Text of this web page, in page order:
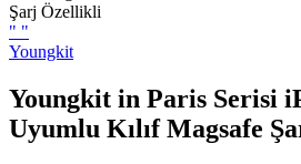
" "
Youngkit
Youngkit in Paris Serisi
Uyumlu Kılıf Magsafe